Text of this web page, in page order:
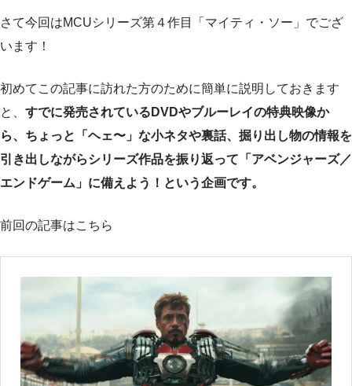
さて今回はMCUシリーズ第４作目「マイティ・ソー」でござ
います！
初めてこの記事に訪れた方のために簡単に説明しておきます
と、 すでに発売されているDVDやブルーレイの特典映像か
ら、ちょっと「ヘェ〜」な小ネタや裏話、掘り出し物の情報を
引き出しながらシリーズ作品を振り返って「アベンジャーズ／
エンドゲーム」に備えよう！という企画です。
前回の記事はこちら